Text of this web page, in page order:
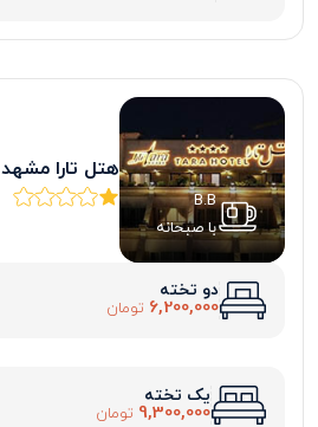
B.B
با صبحانه
هتل تارا مشهد
دو تخته
6,200,000 تومان
یک تخته
9,300,000 تومان